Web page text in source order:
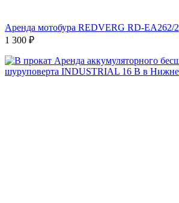
Аренда мотобура REDVERG RD-EA262/2
1 300 ₽